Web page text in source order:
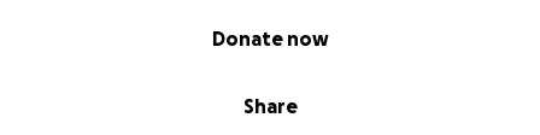
Share
Donate now